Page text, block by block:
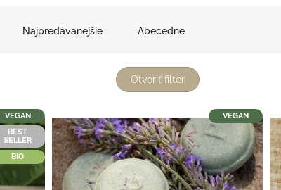
Najpredávanejšie Abecedne
Otvoriť filter
VEGAN
BEST
SELLER
BIO
VEGAN